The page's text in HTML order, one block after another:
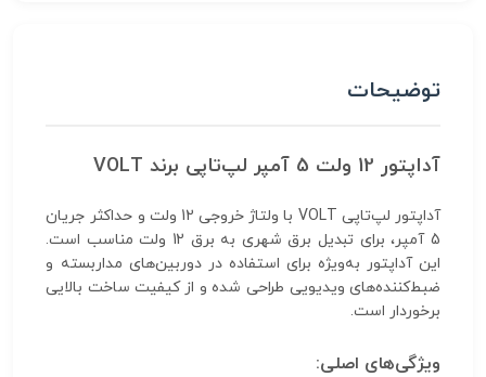
توضیحات
آداپتور 12 ولت 5 آمپر لپ‌تاپی برند VOLT
آداپتور لپ‌تاپی VOLT با ولتاژ خروجی 12 ولت و حداکثر جریان
5 آمپر، برای تبدیل برق شهری به برق 12 ولت مناسب است.
این آداپتور به‌ویژه برای استفاده در دوربین‌های مداربسته و
ضبط‌کننده‌های ویدیویی طراحی شده و از کیفیت ساخت بالایی
برخوردار است.
ویژگی‌های اصلی: